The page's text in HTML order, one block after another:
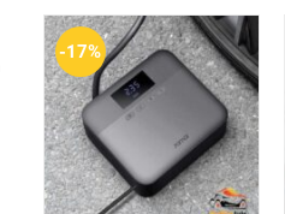
-17%